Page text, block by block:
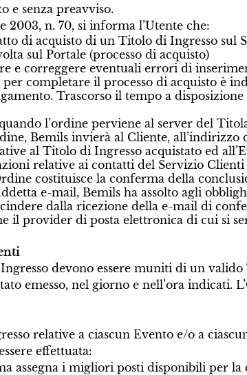
e senza preavviso.
n. 70, si informa l’Utente che:
di acquisto di un Titolo di Ingresso sul
sul Portale (processo di acquisto)
e correggere eventuali errori di
completare il processo di acquisto è
Trascorso il tempo a
l’ordine perviene al server del
Bemils invierà al Cliente,
al Titolo di Ingresso acquistato ed
relative ai contatti del Servizio Clienti
costituisce la conferma della
e-mail, Bemils ha assolto agli
dalla ricezione della e-mail di
il provider di posta elettronica di cui si
devono essere muniti di un valido
emesso, nel giorno e nell’ora
relative a ciascun Evento e/o a
effettuata:
assegna i migliori posti disponibili per la